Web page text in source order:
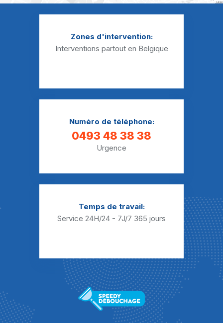
Débouchage Sanibroyeur Gochenée
Débouchage Sanibroyeur Jamiolle
Débouchage Sanibroyeur Laneffe
Débouchage Sanibroyeur Mariembourg
Débouchage Sanibroyeur Matagne-la-Grande
Débouchage Sanibroyeur Matagne-la-Petite
Débouchage Sanibroyeur Merlemont
Débouchage Sanibroyeur Morialmé
Débouchage Sanibroyeur Morville
Zones d'intervention:
Interventions partout en Belgique
Numéro de téléphone:
0493 48 38 38
Urgence
Temps de travail:
Service 24H/24 - 7J/7 365 jours